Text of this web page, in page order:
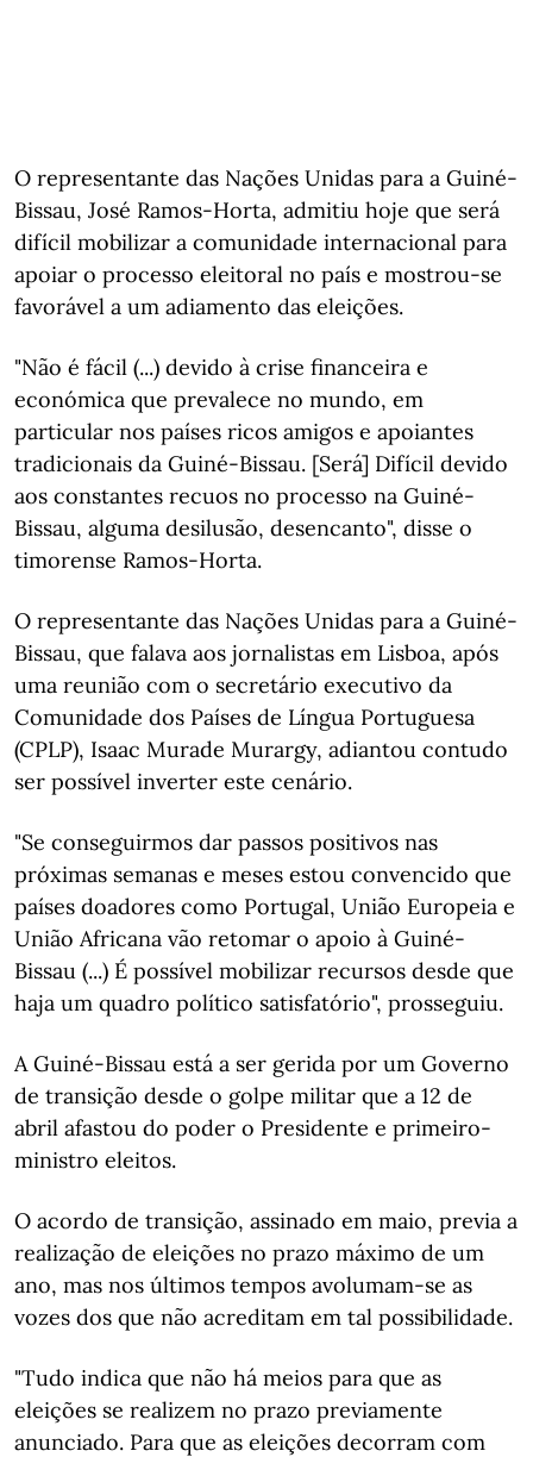
O representante das Nações Unidas para a Guiné-
Bissau, José Ramos-Horta, admitiu hoje que será
difícil mobilizar a comunidade internacional para
apoiar o processo eleitoral no país e mostrou-se
favorável a um adiamento das eleições.
"Não é fácil (...) devido à crise financeira e
económica que prevalece no mundo, em
particular nos países ricos amigos e apoiantes
tradicionais da Guiné-Bissau. [Será] Difícil devido
aos constantes recuos no processo na Guiné-
Bissau, alguma desilusão, desencanto", disse o
timorense Ramos-Horta.
O representante das Nações Unidas para a Guiné-
Bissau, que falava aos jornalistas em Lisboa, após
uma reunião com o secretário executivo da
Comunidade dos Países de Língua Portuguesa
(CPLP), Isaac Murade Murargy, adiantou contudo
ser possível inverter este cenário.
"Se conseguirmos dar passos positivos nas
próximas semanas e meses estou convencido que
países doadores como Portugal, União Europeia e
União Africana vão retomar o apoio à Guiné-
Bissau (...) É possível mobilizar recursos desde que
haja um quadro político satisfatório", prosseguiu.
A Guiné-Bissau está a ser gerida por um Governo
de transição desde o golpe militar que a 12 de
abril afastou do poder o Presidente e primeiro-
ministro eleitos.
O acordo de transição, assinado em maio, previa a
realização de eleições no prazo máximo de um
ano, mas nos últimos tempos avolumam-se as
vozes dos que não acreditam em tal possibilidade.
"Tudo indica que não há meios para que as
eleições se realizem no prazo previamente
anunciado. Para que as eleições decorram com